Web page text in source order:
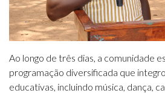
Ao longo de três dias, a comunidade
programação diversificada que
educativas, incluindo música, dança,